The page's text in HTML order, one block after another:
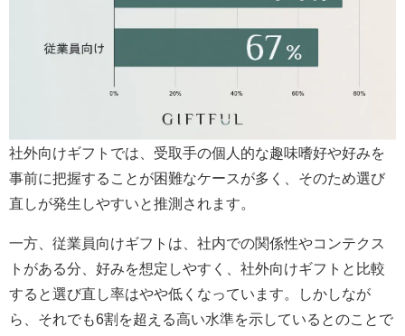
社外向けギフトでは、受取手の個人的な趣味嗜好や好みを
事前に把握することが困難なケースが多く、そのため選び
直しが発生しやすいと推測されます。
一方、従業員向けギフトは、社内での関係性やコンテクス
トがある分、好みを想定しやすく、社外向けギフトと比較
すると選び直し率はやや低くなっています。しかしなが
ら、それでも6割を超える高い水準を示しているとのことで